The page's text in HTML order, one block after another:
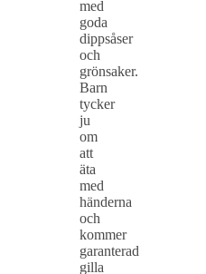
med
goda
dippsåser
och
grönsaker.
Barn
tycker
ju
om
att
äta
med
händerna
och
kommer
garanterad
gilla